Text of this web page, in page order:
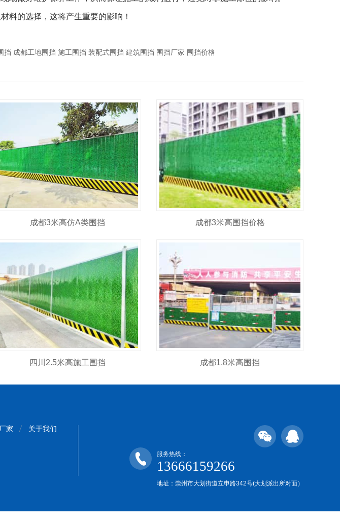
料的选择，这将产生重要的影响！
挡 成都工地围挡 施工围挡 装配式围挡 建筑围挡 围挡厂家 围挡价格
成都3米高仿A类围挡 成都3米高围挡价格
四川2.5米高施工围挡 成都1.8米高围挡
家 关于我们
服务热线：
13666159266
地址：崇州市大划街道立申路342号(大划派出所对面）